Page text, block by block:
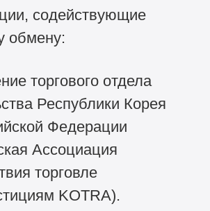
содействующие
обмену:
торгового отдела
Республики Корея
Федерации
Ассоциация
торговле
KOTRA).